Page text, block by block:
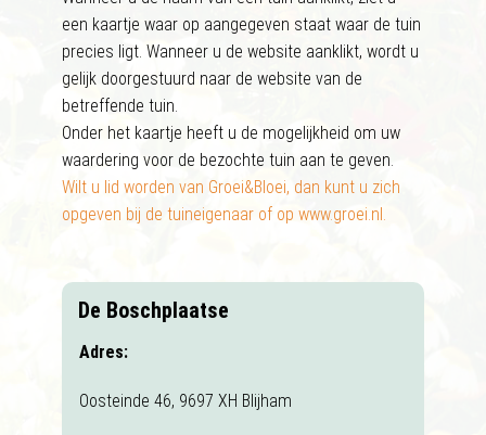
een kaartje waar op aangegeven staat waar de tuin
precies ligt. Wanneer u de website aanklikt, wordt u
gelijk doorgestuurd naar de website van de
betreffende tuin.
Onder het kaartje heeft u de mogelijkheid om uw
waardering voor de bezochte tuin aan te geven.
Wilt u lid worden van Groei&Bloei, dan kunt u zich
opgeven bij de tuineigenaar of op www.groei.nl.
De Boschplaatse
Adres:
Oosteinde 46, 9697 XH Blijham